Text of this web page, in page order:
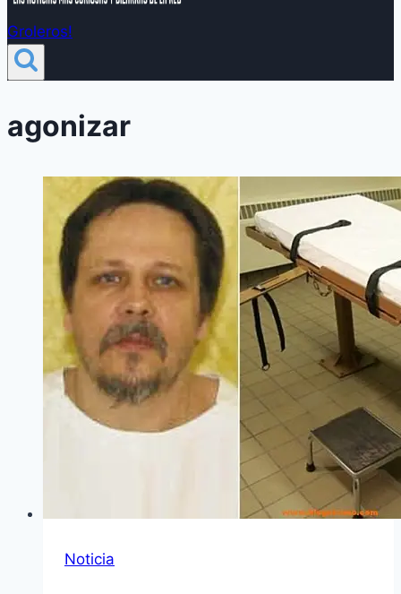
Groleros!
agonizar
Noticia